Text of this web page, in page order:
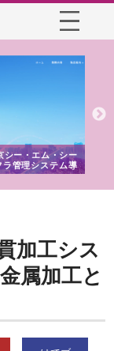
シー・エム・シー
ラ管理システム導
加工シス
属加工と